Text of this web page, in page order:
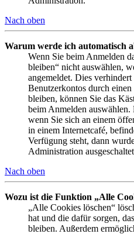
Nach oben
Warum werde ich automatisch
Wenn Sie beim Anmelden
bleiben“ nicht auswählen,
angemeldet. Dies
Benutzerkontos durch
bleiben, können Sie das
beim Anmelden
wenn Sie sich an einem
in einem Internetcafé,
Verfügung steht, dann
Administration
Nach oben
Wozu ist die Funktion „Alle
„Alle Cookies löschen“
hat und die dafür sorgen,
bleiben. Außerdem